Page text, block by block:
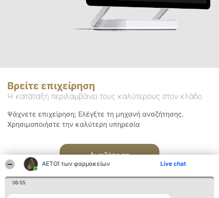
ΑΕΤΟΊ των φαρμακείων Live chat
06:55
Βρείτε επιχείρηση
Η κατάταξη περιλαμβάνει τους καλύτερους στον κλάδο
Ψάχνετε επιχείρηση; Ελέγξτε τη μηχανή αναζήτησης.
Χρησιμοποιήστε την καλύτερη υπηρεσία
Αναζήτηση